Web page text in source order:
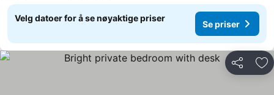
Velg datoer for å se nøyaktige priser
Se priser
Del